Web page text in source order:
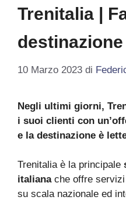
Trenitalia |
10 Marzo 2023 di
Negli ultimi giorni,
i suoi clienti con
e la destinazione è
Trenitalia è la principale
italianache offre servizi
su scala nazionale ed